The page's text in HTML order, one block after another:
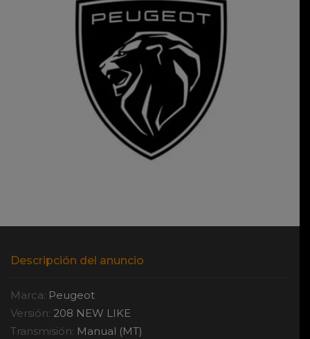
Descripción del anuncio
Marca: Peugeot
Versión: 208 NEW LIKE
Transmisión: Manual (MT)